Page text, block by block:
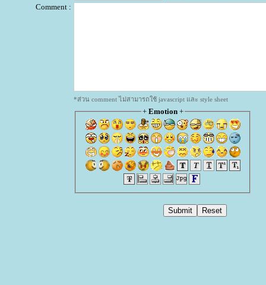
Comment :
*ส่วน comment ไม่สามารถใช้ javascript และ style sheet
+ Emotion+